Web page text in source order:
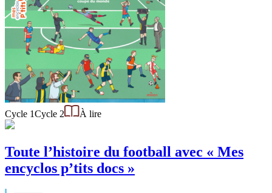
Cycle 1Cycle 2 À lire
Toute l’histoire du football avec « Mes
encyclos p’tits docs »